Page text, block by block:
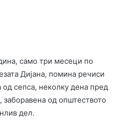
само три месеци по
Дијана, помина речиси
сепса, неколку дена пред
од општеството
дел.